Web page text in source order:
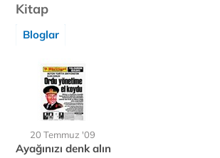
Kitap
Bloglar
20 Temmuz '09
Ayağınızı denk alın